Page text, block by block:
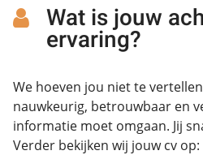
Wat is jouw
ervaring?
We hoeven jou niet te
nauwkeurig, betrouwbaar en
informatie moet omgaan. Jij
Verder bekijken wij jouw cv op: